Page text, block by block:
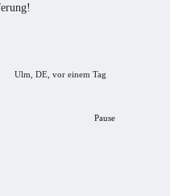
Ulm, DE, vor einem Tag
Pause